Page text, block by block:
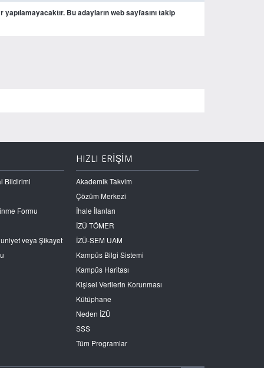
Bu adayların web sayfasını takip
Bildirimi
Formu
veya Şikayet
HIZLI ERİŞİM
Akademik Takvim
Çözüm Merkezi
İhale İlanları
İZÜ TÖMER
İZÜ-SEM UAM
Kampüs Bilgi Sistemi
Kampüs Haritası
Kişisel Verilerin Korunması
Kütüphane
Neden İZÜ
SSS
Tüm Programlar